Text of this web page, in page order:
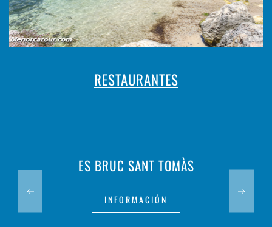
RESTAURANTES
ES BRUC SANT TOMÀS
INFORMACIÓN